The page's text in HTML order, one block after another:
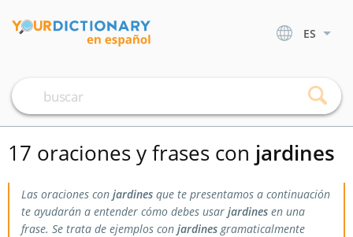
ES
17 oraciones y frases con jardines
Las oraciones con jardines que te presentamos a continuación
te ayudarán a entender cómo debes usar jardines en una
frase. Se trata de ejemplos con jardinesgramaticalmente